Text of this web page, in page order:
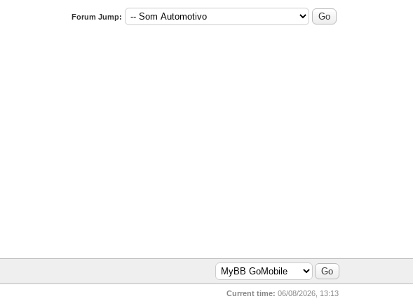
Forum Jump:
Current time: 06/08/2026, 13:13